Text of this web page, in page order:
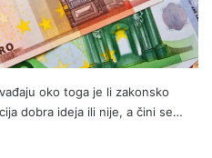
oko toga je li zakonsko
dobra ideja ili nije, a čini se…